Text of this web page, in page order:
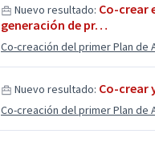
Nuevo resultado: Co-crear
generación de pr…
Co-creación del primer Plan de
Nuevo resultado: Co-crear
Co-creación del primer Plan de